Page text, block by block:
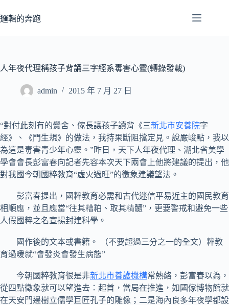
至
容
邏輯的奔跑
人年夜代理稱孩子背誦三字經系毒害心靈(轉錄發載)
admin 2015 年 7 月 27 日
“對付此刻有的黌舍、傢長讓孩子讀背《三新北市安養院字
經》、《門生規》的做法，我持果斷阻擋定見。說嚴峻點，我以
為這是毒害青少年心靈。”昨日，天下人年夜代理、湖北省美學
學會會長彭富春向記者先容本次天下兩會上他將建議的提出，他
對我國今朝國粹教育“虛火過旺”的徵象建議望法。
彭富春提出，國粹教育必需和古代迷信平易近主的國民教育
相順應，並且應當“往其糟粕、取其精髓”，更要警戒和避免一些
人假國粹之名宣揚封建科學。
國作後的文本或書籍。 （不要超過三分之一的全文）粹教
育過暖就“會發炎會發生病態”
今朝國粹教育很是非新北市養護機構常熱絡，彭富春以為，
從四點徵象就可以望進去：起首，當局在推進，如國傢博物館就
在天安門邊樹立儒學巨匠孔子的雕像；二是海內良多年夜學都設